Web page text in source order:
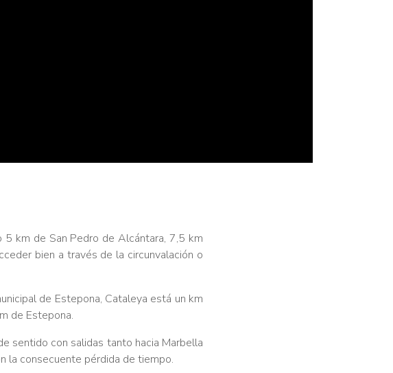
5 km de San Pedro de Alcántara, 7,5 km
bien a través de la circunvalación o
de Estepona, Cataleya está un km
de Estepona.
sentido con salidas tanto hacia Marbella
la consecuente pérdida de tiempo.